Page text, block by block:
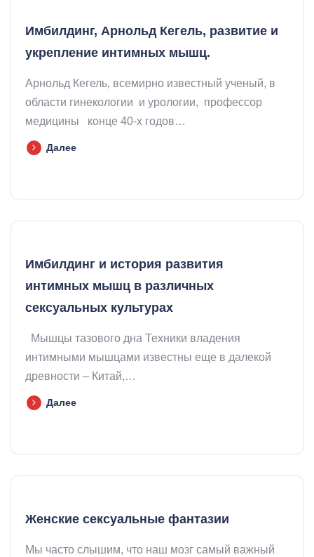
Имбилдинг, Арнольд Кегель, развитие и
укрепление интимных мышц.
Арнольд Кегель, всемирно известный ученый, в
области гинекологии и урологии, профессор
медицины конце 40-х годов…
Далее
Имбилдинг и история развития
интимных мышц в различных
сексуальных культурах
Мышцы тазового дна Техники владения
интимными мышцами известны еще в далекой
древности – Китай,…
Далее
Женские сексуальные фантазии
Мы часто слышим, что наш мозг самый важный